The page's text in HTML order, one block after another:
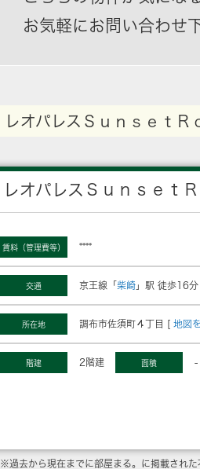
お気軽にお問い合わせ
レオパレスＳｕｎｓｅｔＲ
レオパレスＳｕｎｓｅｔ
賃料（管理費等） ****
交通 京王線「 柴崎 」駅 徒歩16分
所在地 調布市佐須町４丁目 [ 地図
階建 2階建 面積 -
※過去から現在までに部屋まる。に掲載された